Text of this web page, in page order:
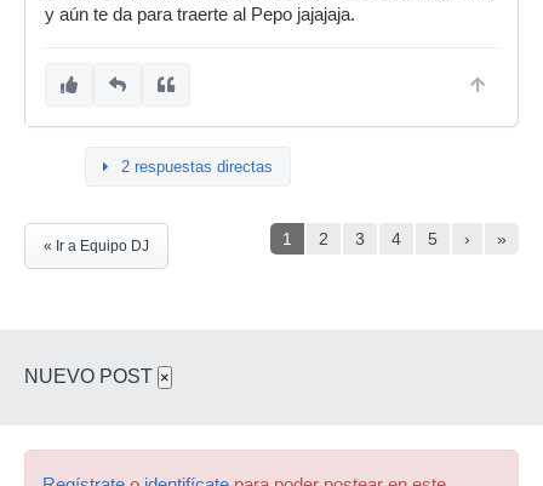
y aún te da para traerte al Pepo jajajaja.
2 respuestas directas
1 2 3 4 5 › »
« Ir a Equipo DJ
NUEVO POST ×